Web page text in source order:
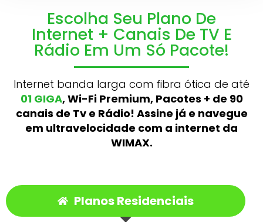
Escolha Seu Plano De
Internet + Canais De TV E
Rádio Em Um Só Pacote!
Internet banda larga com fibra ótica de até
01 GIGA, Wi-Fi Premium, Pacotes + de 90
canais de Tv e Rádio! Assine já e navegue
em ultravelocidade com a internet da
WIMAX.
Planos Residenciais